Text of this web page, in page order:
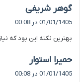
گوهر شریفی
ف
:
01/01/1405 در 00:08
بهترین نکته این بود که
حمیرا استوار
ف
01/01/1405 در 00:08